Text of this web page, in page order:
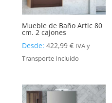
Mueble de Baño Artic 80
cm. 2 cajones
Desde: 422,99 € IVA y
Transporte Incluido